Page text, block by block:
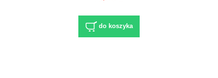
do koszyka